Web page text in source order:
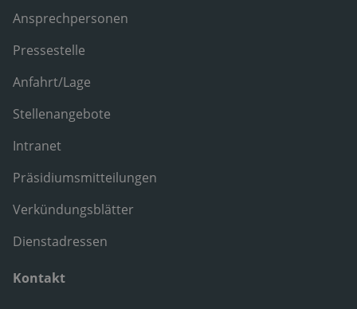
Ansprechpersonen
Pressestelle
Anfahrt/Lage
Stellenangebote
Intranet
Präsidiumsmitteilungen
Verkündungsblätter
Dienstadressen
Kontakt